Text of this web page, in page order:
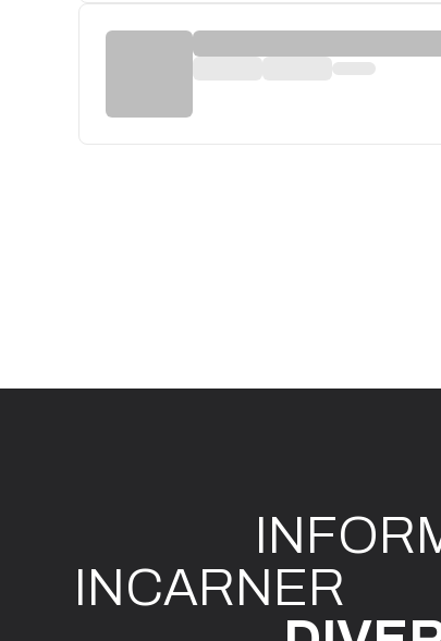
INFOR
INCARNER